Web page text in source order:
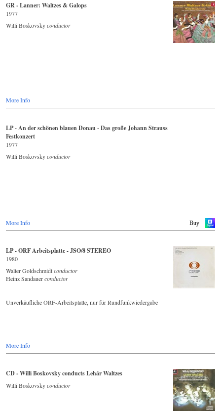
GR - Lanner: Waltzes & Galops
1977
Willi Boskovskyconductor
More Info
LP - An der schönen blauen Donau - Das große Johann Strauss
Festkonzert
1977
Willi Boskovskyconductor
Buy
More Info
LP - ORF Arbeitsplatte - JSO/8 STEREO
1980
Walter Goldschmidtconductor
Heinz Sandauerconductor
Unverkäufliche ORF-Arbeitsplatte, nur für Rundfunkwiedergabe
More Info
CD - Willi Boskovsky conducts Lehár Waltzes
Willi Boskovskyconductor